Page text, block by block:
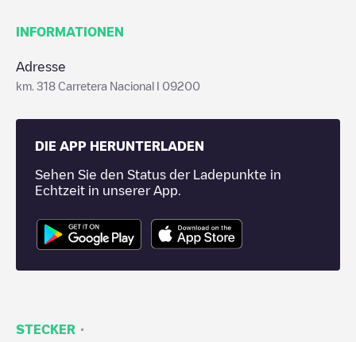
INFORMATIONEN
Adresse
km. 318 Carretera Nacional I 09200
DIE APP HERUNTERLADEN
Sehen Sie den Status der Ladepunkte in
Echtzeit in unserer App.
STECKER ·